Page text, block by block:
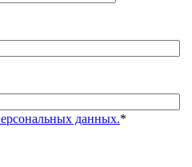
данных.*